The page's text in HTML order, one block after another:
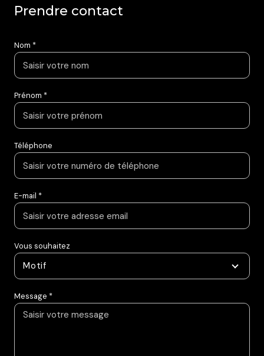
prendre contact
Nom *
Prénom *
Téléphone
E-mail *
Vous souhaitez
Motif
Message *